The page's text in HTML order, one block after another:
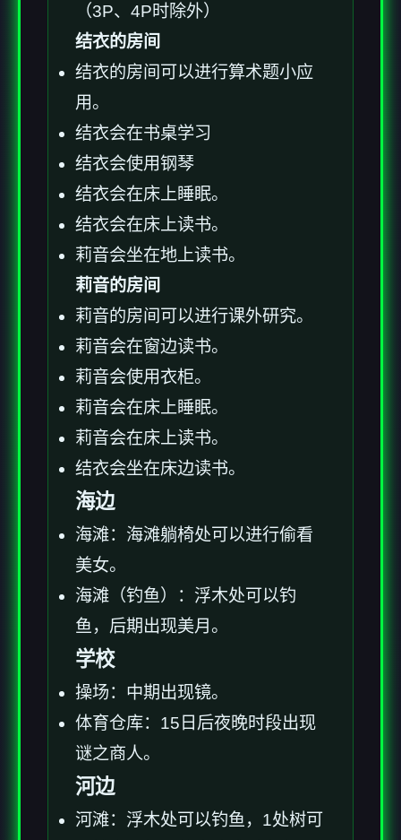
（3P、4P时除外）
结衣的房间
结衣的房间可以进行算术题小应
用。
结衣会在书桌学习
结衣会使用钢琴
结衣会在床上睡眠。
结衣会在床上读书。
莉音会坐在地上读书。
莉音的房间
莉音的房间可以进行课外研究。
莉音会在窗边读书。
莉音会使用衣柜。
莉音会在床上睡眠。
莉音会在床上读书。
结衣会坐在床边读书。
海边
海滩：海滩躺椅处可以进行偷看
美女。
海滩（钓鱼）：浮木处可以钓
鱼，后期出现美月。
学校
操场：中期出现镜。
体育仓库：15日后夜晚时段出现
谜之商人。
河边
河滩：浮木处可以钓鱼，1处树可